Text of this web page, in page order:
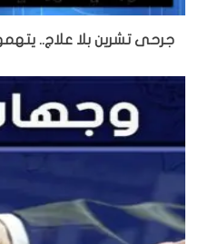
جرحى تشرين بلا علاج..